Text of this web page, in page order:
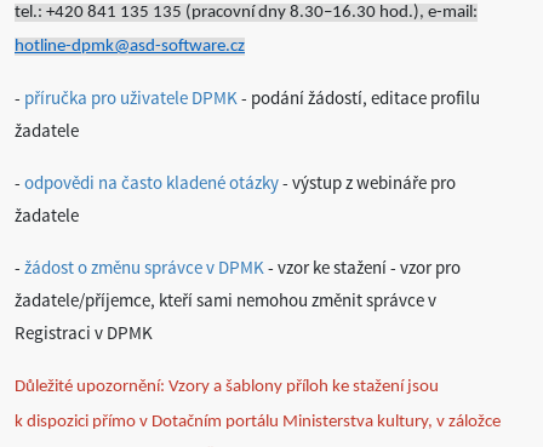
tel.: +420 841 135 135 (pracovní dny 8.30–16.30 hod.), e-mail:
hotline-dpmk@asd-software.cz
- příručka pro uživatele DPMK- podání žádostí, editace profilu
žadatele
- odpovědi na často kladené otázky- výstup z webináře pro
žadatele
- žádost o změnu správce v DPMK- vzor ke stažení - vzor pro
žadatele/příjemce, kteří sami nemohou změnit správce v
Registraci v DPMK
Důležité upozornění: Vzory a šablony příloh ke stažení jsou
k dispozici přímo v Dotačním portálu Ministerstva kultury, v záložce